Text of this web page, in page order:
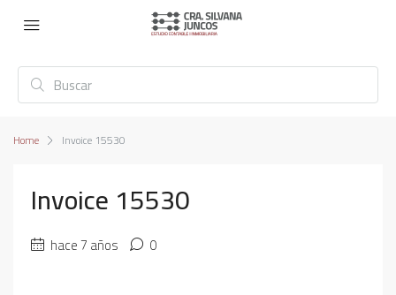
Home Invoice 15530
Invoice 15530
hace 7 años 0